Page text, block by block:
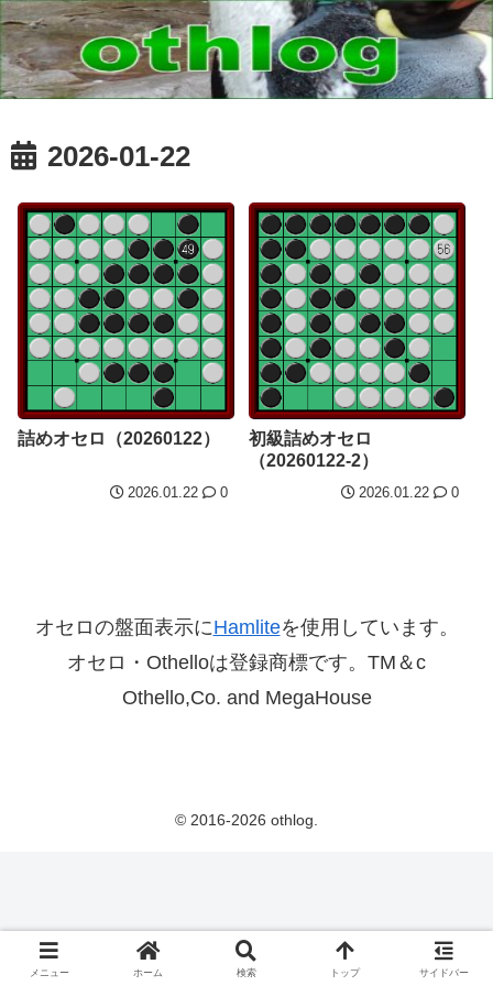
2026-01-22
詰めオセロ（20260122）
2026.01.22 0
初級詰めオセロ
（20260122-2）
2026.01.22 0
オセロの盤面表示にHamliteを使用しています。
オセロ・Othelloは登録商標です。TM＆c
Othello,Co. and MegaHouse
© 2016-2026 othlog.
メニュー ホーム 検索 トップ サイドバー